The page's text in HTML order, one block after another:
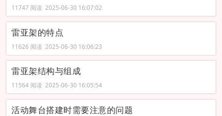
11747 阅读 2025-06-30 16:07:02
雷亚架的特点
11626 阅读 2025-06-30 16:06:23
雷亚架结构与组成
11564 阅读 2025-06-30 16:05:54
活动舞台搭建时需要注意的问题